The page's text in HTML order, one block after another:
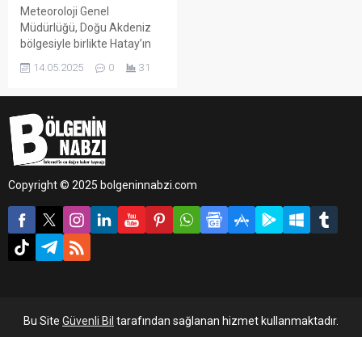
Meteoroloji Genel
Müdürlüğü, Doğu Akdeniz
bölgesiyle birlikte Hatay’ın
kuzey kesimlerinde kuvvetli
sağanak yağış beklendiğini
14.05.2025 0 31
Copyright © 2025 bolgeninnabzi.com
Bu Site Güvenli Bil tarafından sağlanan hizmet kullanmaktadır.